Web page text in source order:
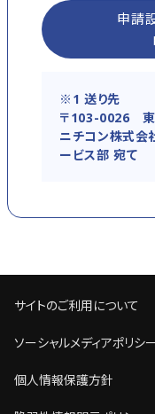
申請
※1 送り先
〒103-0026 東
ニチコン株式会
ービス部 宛て
サイトのご利用について
ソーシャルメディアポリシ
個人情報保護方針